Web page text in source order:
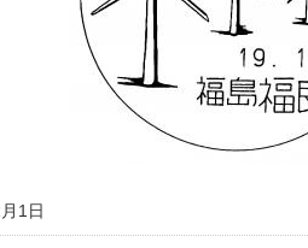
1日